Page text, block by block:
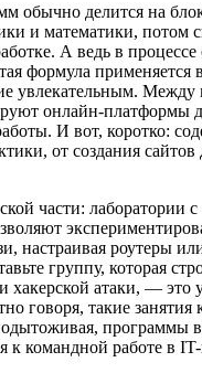
обычно делится на
и математики, потом
А ведь в процессе
формула применяется
увлекательным.
онлайн-платформы
И вот, коротко:
от создания сайтов
части: лаборатории
настраивая роутеры
группу, которая
хакерской атаки, — это
говоря, такие занятия
программы
к командной работе в